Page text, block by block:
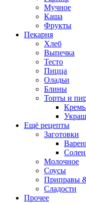
Мучное
Каша
Фрукты
Пекарня
Хлеб
Выпечка
Тесто
Пицца
Оладьи
Блины
Торты и
Ещё рецепты
Заготовки
Молочное
Соусы
Приправы
Сладости
Прочее